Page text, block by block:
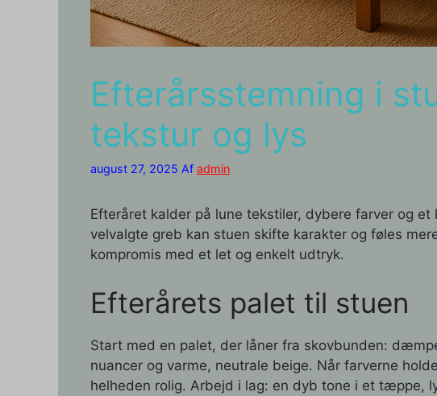
Efterårsstemning i
tekstur og lys
august 27, 2025 Af admin
Efteråret kalder på lune tekstiler, dybere farver og
velvalgte greb kan stuen skifte karakter og føles
kompromis med et let og enkelt udtryk.
Efterårets palet til stuen
Start med en palet, der låner fra skovbunden:
nuancer og varme, neutrale beige. Når farverne
helheden rolig. Arbejd i lag: en dyb tone i et tæppe,